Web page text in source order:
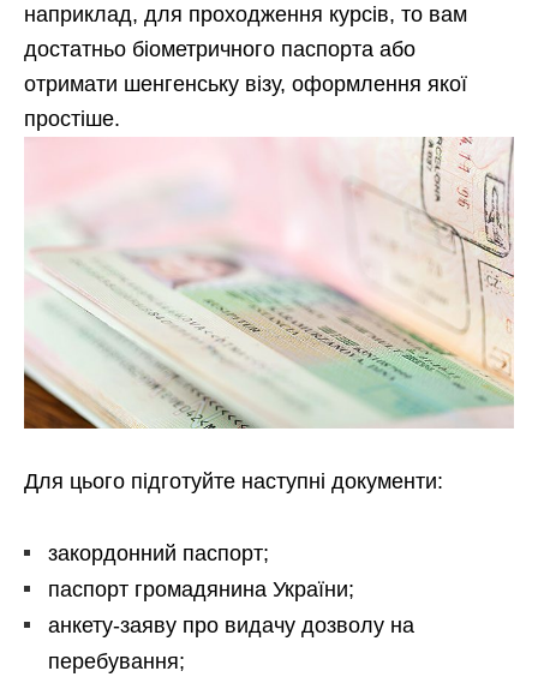
наприклад, для проходження курсів, то вам
достатньо біометричного паспорта або
отримати шенгенську візу, оформлення якої
простіше.
Для цього підготуйте наступні документи:
закордонний паспорт;
паспорт громадянина України;
анкету-заяву про видачу дозволу на
перебування;